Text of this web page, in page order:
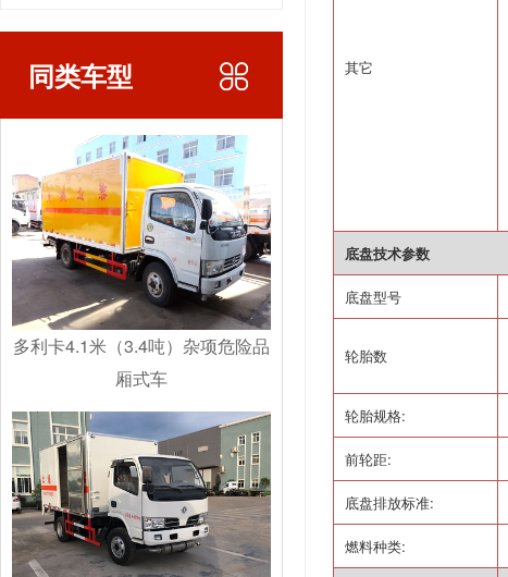
同类车型
多利卡4.1米（3.4吨）杂项危险品
厢式车
其它
底盘技术参数
底盘型号
轮胎数
轮胎规格:
前轮距:
底盘排放标准:
燃料种类: